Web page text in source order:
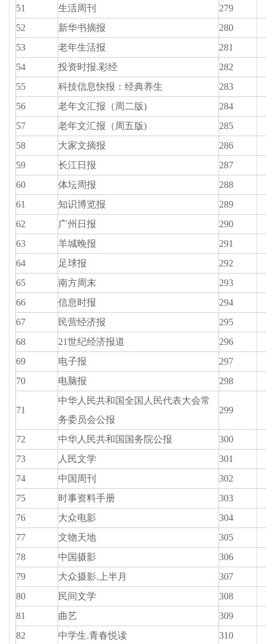
51
生活周刊
279
52
新华书摘报
280
53
老年生活报
281
54
投资时报.彩经
282
55
科技信息快报：经典养生
283
56
老年文汇报（周二版)
284
57
老年文汇报（周五版)
285
58
大家文摘报
286
59
长江日报
287
60
体坛周报
288
61
知识博览报
289
62
广州日报
290
63
羊城晚报
291
64
足球报
292
65
南方周末
293
66
信息时报
294
67
民营经济报
295
68
21世纪经济报道
296
69
电子报
297
70
电脑报 298
71
中华人民共和国全国人民代表大会常
务委员会公报
299
72 中华人民共和国国务院公报
300
73
人民文学
301
74
中国周刊
302
75
时事资料手册
303
76
大众电影
304
77
文物天地
305
78
中国摄影
306
79
大众摄影.上半月
307
80
民间文学
308
81
曲艺
309
82
中学生.青春悦读 310